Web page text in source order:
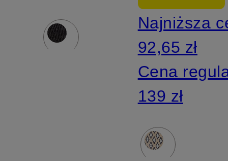
Najniższa
92,65 zł
Cena
139 zł